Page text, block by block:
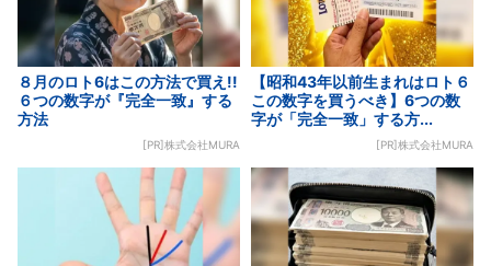
８月のロト6はこの方法で買え!!
６つの数字が『完全一致』する
方法
[PR]株式会社MURA
【昭和43年以前生まれはロト６
この数字を買うべき】6つの数
字が「完全一致」する方...
[PR]株式会社MURA